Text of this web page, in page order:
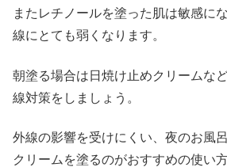
またレチノールを塗った肌は敏感に
線にとても弱くなります。
朝塗る場合は日焼け止めクリームな
線対策をしましょう。
外線の影響を受けにくい、夜のお風
クリームを塗るのがおすすめの使い方